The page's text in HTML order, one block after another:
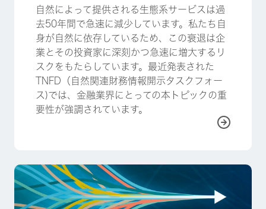
自然によって提供される生態系サービスは過
去50年間で急速に減少しています。私たち自
身が自然に依存しているため、この衰退は企
業とその投資家に深刻かつ急速に増大するリ
スクをもたらしています。最近発表された
TNFD（自然関連財務情報開示タスクフォー
ス)では、金融業界にとっての本トピックの重
要性が強調されています。
詳しく